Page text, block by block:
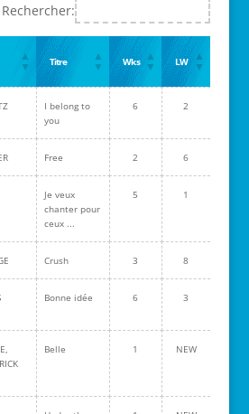
Rechercher:
Titre Wks LW
I belong to
you
6 2
Free 2 6
Je veux
chanter pour
ceux ...
5 1
Crush 3 8
Bonne idée 6 3
Belle 1 NEW